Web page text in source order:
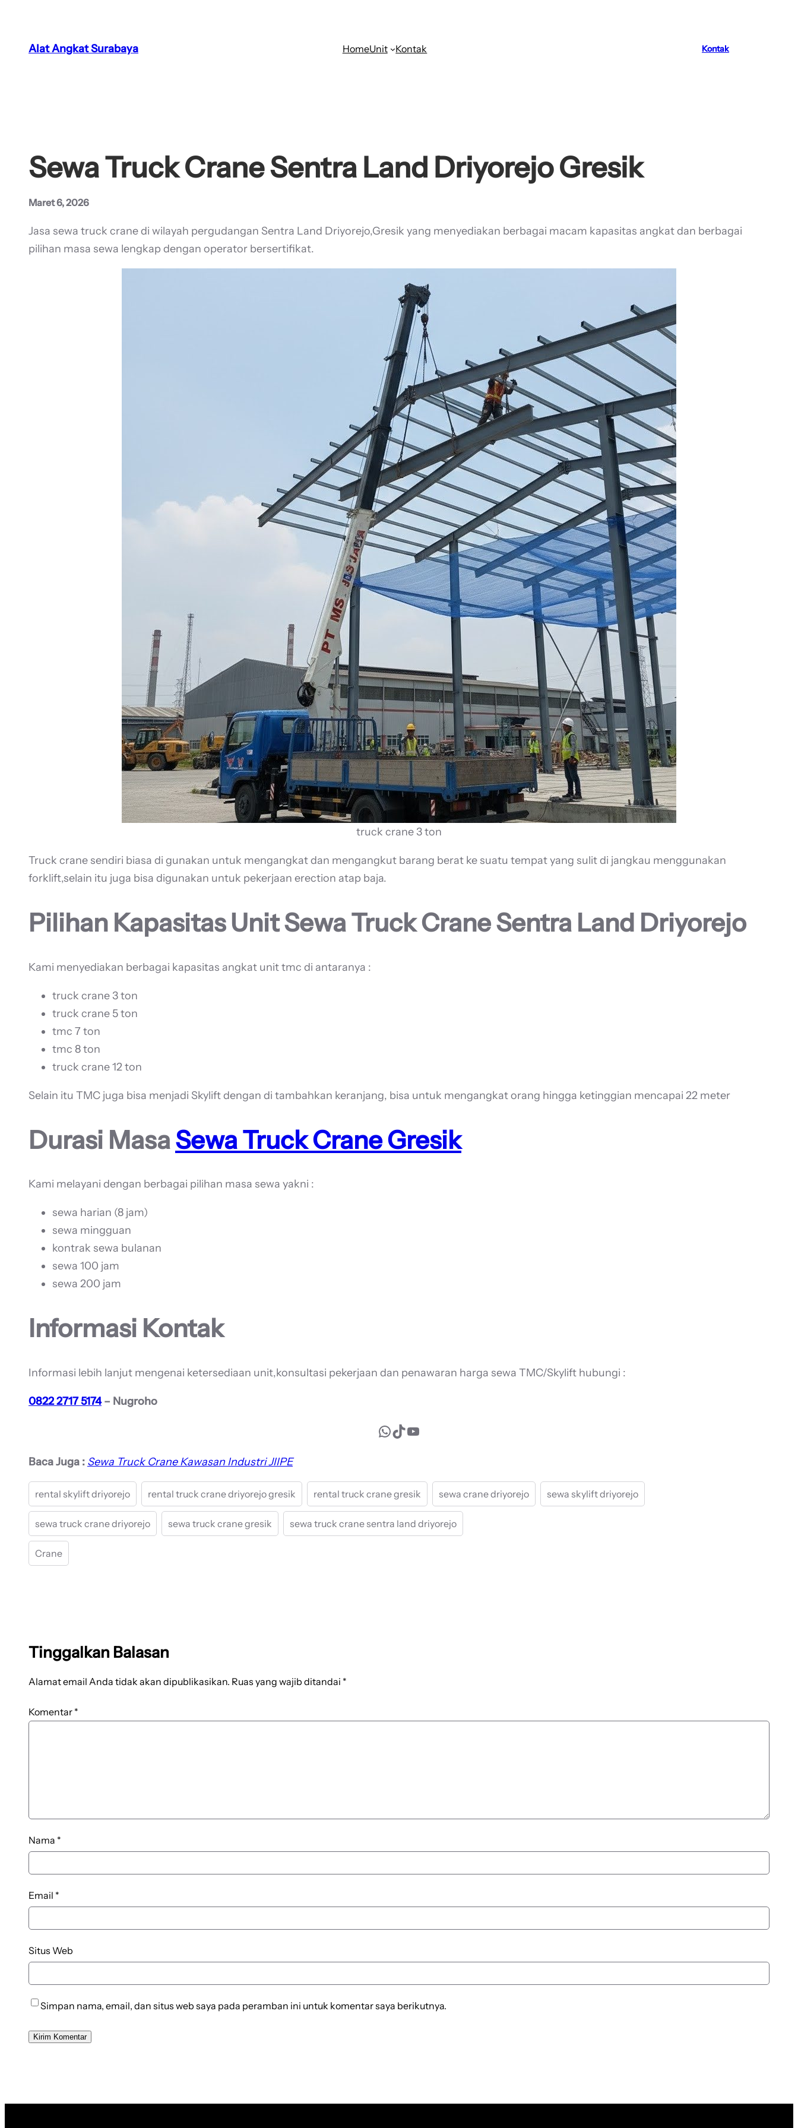
kontenAlat Angkat Surabaya HomeUnit Kontak Kontak
Sewa Truck Crane Sentra Land Driyorejo Gresik
Maret 6, 2026
Jasa sewa truck crane di wilayah pergudangan Sentra Land Driyorejo,Gresik yang menyediakan berbagai macam kapasitas angkat dan berbagai
pilihan masa sewa lengkap dengan operator bersertifikat.
truck crane 3 ton
Truck crane sendiri biasa di gunakan untuk mengangkat dan mengangkut barang berat ke suatu tempat yang sulit di jangkau menggunakan
forklift,selain itu juga bisa digunakan untuk pekerjaan erection atap baja.
Pilihan Kapasitas Unit Sewa Truck Crane Sentra Land Driyorejo
Kami menyediakan berbagai kapasitas angkat unit tmc di antaranya :
truck crane 3 ton
truck crane 5 ton
tmc 7 ton
tmc 8 ton
truck crane 12 ton
Selain itu TMC juga bisa menjadi Skylift dengan di tambahkan keranjang, bisa untuk mengangkat orang hingga ketinggian mencapai 22 meter
Durasi MasaSewa Truck CraneGresik
Kami melayani dengan berbagai pilihan masa sewa yakni :
sewa harian (8 jam)
sewa mingguan
kontrak sewa bulanan
sewa 100 jam
sewa 200 jam
Informasi Kontak
Informasi lebih lanjut mengenai ketersediaan unit,konsultasi pekerjaan dan penawaran harga sewa TMC/Skylift hubungi :
0822 2717 5174– Nugroho
WhatsApp
TikTok
YouTube
Baca Juga : Sewa Truck Crane Kawasan Industri JIIPE
rental skylift driyorejo rental truck crane driyorejo gresik rental truck crane gresik sewa crane driyorejo sewa skylift driyorejo
sewa truck crane driyorejo sewa truck crane gresik sewa truck crane sentra land driyorejo
Crane
Tinggalkan Balasan
Alamat email Anda tidak akan dipublikasikan. Ruas yang wajib ditandai *
Komentar *
Nama *
Email *
Situs Web
Simpan nama, email, dan situs web saya pada peramban ini untuk komentar saya berikutnya.